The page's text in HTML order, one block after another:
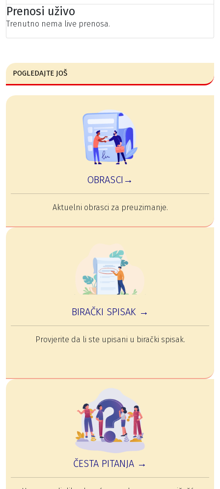
Prenosi uživo
Trenutno nema live prenosa.
POGLEDAJTE JOŠ
OBRASCI→
Aktuelni obrasci za preuzimanje.
BIRAČKI SPISAK →
Provjerite da li ste upisani u birački spisak.
ČESTA PITANJA →